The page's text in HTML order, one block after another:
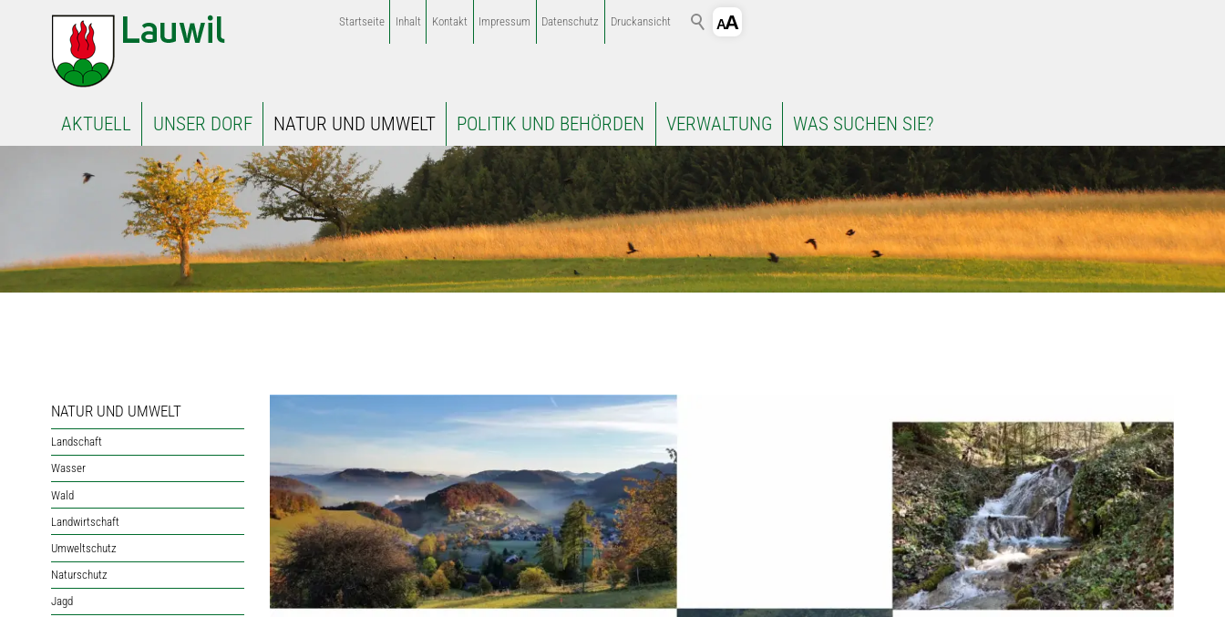
Startseite Inhalt Kontakt Impressum Datenschutz Druckansicht
AKTUELL UNSER DORF NATUR UND UMWELT POLITIK UND BEHÖRDEN VERWALTUNG WAS SUCHEN SIE?
NATUR UND UMWELT
Landschaft
Wasser
Wald
Landwirtschaft
Umweltschutz
Naturschutz
Jagd